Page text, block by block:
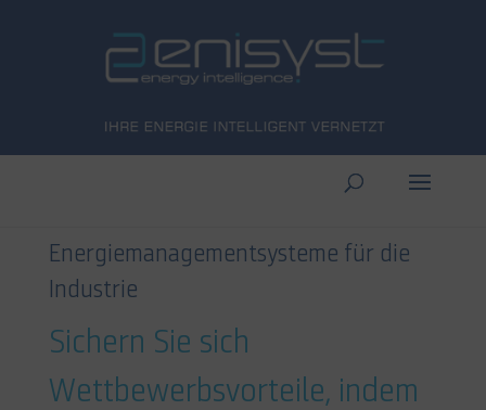
Energiemanagementsysteme für die
Industrie
Sichern Sie sich
Wettbewerbsvorteile, indem